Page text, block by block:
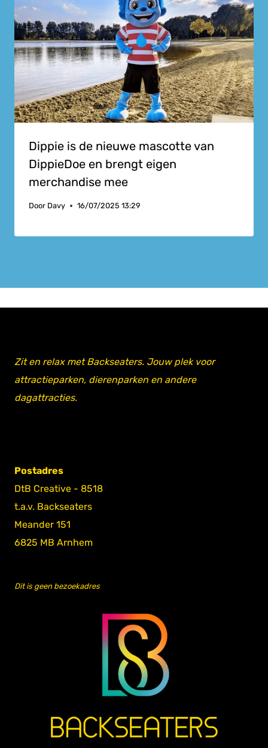
Dippie is de nieuwe mascotte van
DippieDoe en brengt eigen
merchandise mee
Door Davy 16/07/2025 13:29
Zit en relax met Backseaters. Jouw plek voor
attractieparken, dierenparken en andere
dagattracties.
Postadres
DtB Creative - 8518
t.a.v. Backseaters
Meander 151
6825 MB Arnhem
Dit is geen bezoekadres